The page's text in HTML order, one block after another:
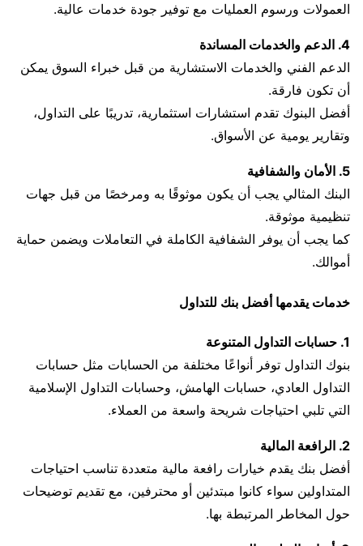
العمولات ورسوم العمليات مع توفير جودة خدمات عالية.
4. الدعم والخدمات المساندة
الدعم الفني والخدمات الاستشارية من قبل خبراء السوق يمكن
أن تكون فارقة.
أفضل البنوك تقدم استشارات استثمارية، تدريبًا على التداول،
وتقارير يومية عن الأسواق.
5. الأمان والشفافية
البنك المثالي يجب أن يكون موثوقًا به ومرخصًا من قبل جهات
تنظيمية موثوقة.
كما يجب أن يوفر الشفافية الكاملة في التعاملات ويضمن حماية
أموالك.
خدمات يقدمها أفضل بنك للتداول
1. حسابات التداول المتنوعة
بنوك التداول توفر أنواعًا مختلفة من الحسابات مثل حسابات
التداول العادي، حسابات الهامش، وحسابات التداول الإسلامية
التي تلبي احتياجات شريحة واسعة من العملاء.
2. الرافعة المالية
أفضل بنك يقدم خيارات رافعة مالية متعددة تناسب احتياجات
المتداولين سواء كانوا مبتدئين أو محترفين، مع تقديم توضيحات
حول المخاطر المرتبطة بها.